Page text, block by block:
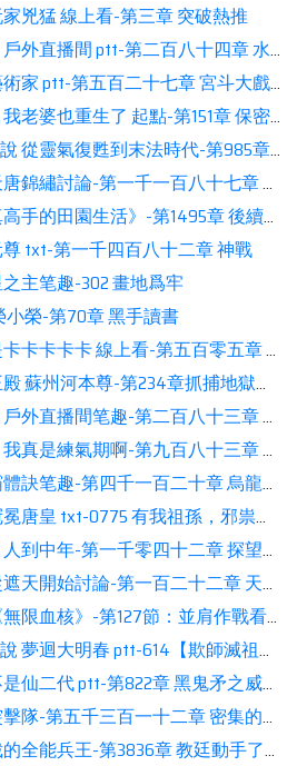
兇猛 線上看-第三章 突破熱推
第二百八十四章 水潭連通的山體內，神祕黑影鑒賞
ptt-第五百二十七章 宮斗大戲看書
婆也重生了 起點-第151章 保密熱推
到末法時代-第985章 人都死了 還能有什麼意見？閲讀
討論-第一千一百八十七章 乾綱獨斷閲讀
的田園生活》-第1495章 後續鑒賞
txt-第一千四百八十二章 神戰
主笔趣-302 畫地爲牢
榮-第70章 黑手讀書
上看-第五百零五章 不是換人如神，而是換上了神
蘇州河本尊-第234章抓捕地獄獵犬
趣-第二百八十三章 不凍泉之下的神祕山洞相伴
氣期啊-第九百八十三章 我魚長歌攤牌了展示
笔趣-第四千一百二十章 烏龍事件推薦
皇 txt-0775 有我祖孫，邪祟難生讀書
年-第一千零四十二章 探望方豔芸！看書
始討論-第一百二十二章 天道大殺招鑒賞
限血核》-第127節：並肩作戰看書
迴大明春 ptt-614【欺師滅祖】鑒賞
二代 ptt-第822章 黑鬼矛之威鑒賞
-第五千三百一十二章 密集的槍聲推薦
能兵王-第3836章 教廷動手了展示